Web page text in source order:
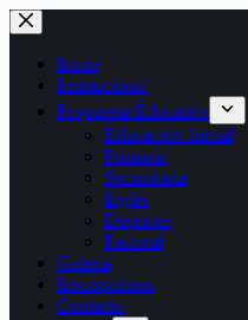
Saltar
al
contenido
Inicio
Institucional
Propuesta Educativa
Educación Inicial
Primaria
Secundaria
Inglés
Deportes
Pastoral
Galería
Inscripciones
Contacto